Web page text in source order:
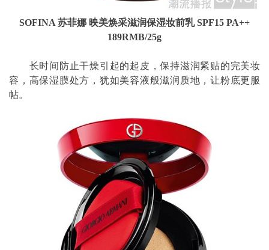
SOFINA 苏菲娜 映美焕采滋润保湿妆前乳 SPF15 PA++
189RMB/25g
长时间防止干燥引起的起皮，保持滋润紧贴的完美妆
容，高保湿膜处方，犹如美容液般滋润质地，让粉底更服
帖。